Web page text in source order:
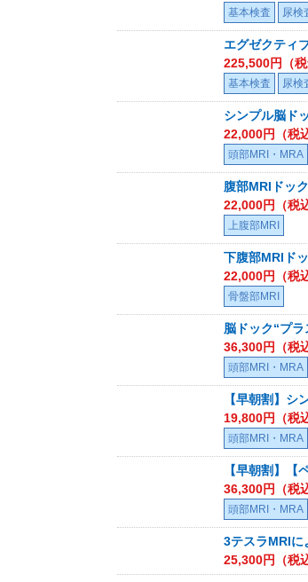
基本検査 尿検
エグゼクティ
225,500円（税
基本検査 尿検
シンプル脳ド
22,000円（税
頭部MRI・MRA
腹部MRIドッ
22,000円（税
上腹部MRI
下腹部MRIド
22,000円（税
骨盤部MRI
脳ドック“プラ
36,300円（税
頭部MRI・MRA
【早朝割】シ
19,800円（税
頭部MRI・MRA
【早朝割】【
36,300円（税
頭部MRI・MRA
3テスラMRIに
25,300円（税